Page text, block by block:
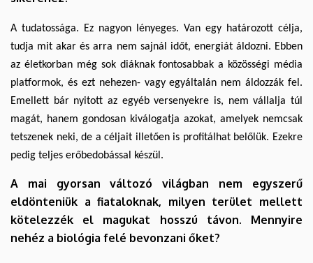
A tudatossága. Ez nagyon lényeges. Van egy határozott célja,
tudja mit akar és arra nem sajnál időt, energiát áldozni. Ebben
az életkorban még sok diáknak fontosabbak a közösségi média
platformok, és ezt nehezen- vagy egyáltalán nem áldozzák fel.
Emellett bár nyitott az egyéb versenyekre is, nem vállalja túl
magát, hanem gondosan kiválogatja azokat, amelyek nemcsak
tetszenek neki, de a céljait illetően is profitálhat belőlük. Ezekre
pedig teljes erőbedobással készül.
A mai gyorsan változó világban nem egyszerű
eldönteniük a fiataloknak, milyen terület mellett
kötelezzék el magukat hosszú távon. Mennyire
nehéz a biológia felé bevonzani őket?